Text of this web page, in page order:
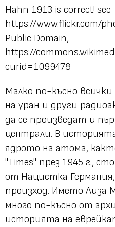
Hahn 1913 is correct! see
https://www.flickr.com/
Public Domain,
https://
curid=1099478
Малко по-късно
на уран и други
да се произведат и
централи. В
ядрото на атома,
"Times" през 1945 г.,
от Нацистка
произход. Името Лиза
много по-късно от
историята на